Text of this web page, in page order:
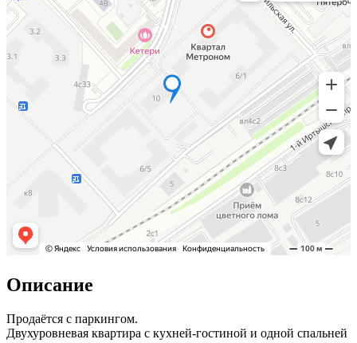
Описание
Продаётся с паркингом.
Двухуровневая квартира с кухней-гостиной и одной спальней